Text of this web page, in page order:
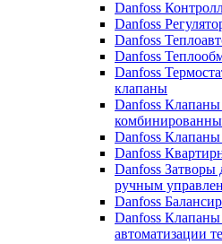
Danfoss
Danfoss
Danfoss
Danfoss
Danfoss
клапаны
Danfoss
Danfoss
Danfoss
Danfoss Затворы
ручным
Danfoss
Danfoss
автоматизации